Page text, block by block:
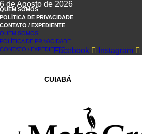
6 de Agosto de 2026
QUEM SOMOS
POLÍTICA DE PRIVACIDADE
CONTATO / EXPEDIENTE
QUEM SOMOS
POLÍTICA DE PRIVACIDADE
CONTATO / EXPEDIENTEFacebook Instagram